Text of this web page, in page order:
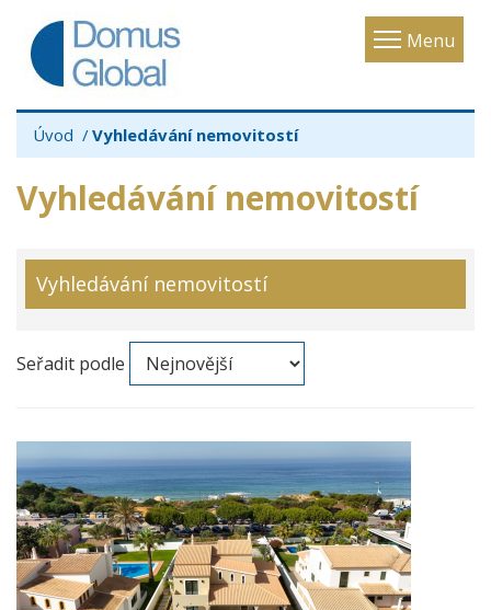
Menu
Toggle
Úvod Vyhledávání nemovitostí
Vyhledávání nemovitostí
Vyhledávání nemovitostí
Seřadit podle